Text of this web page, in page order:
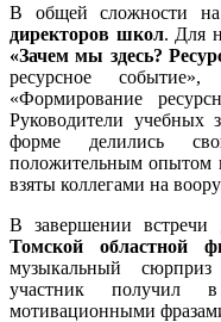
В общей сложности
директоров школ. Для
«Зачем мы здесь?
ресурсное
«Формирование
Руководители учебных
форме делились
положительным опытом
взяты коллегами на
В завершении встречи
Томской областной
музыкальный
участник получил
мотивационными